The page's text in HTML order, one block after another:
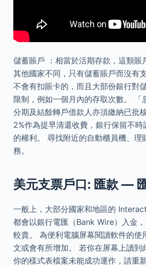
儲蓄賬戶 ：相當於活期存款，這類賬
其他國家不同，只有儲蓄賬戶而沒有
不會有扣賬卡的，而且大部份銀行對
限制，例如一個月內的存取次數。 「
分期及結餘轉戶借款人亦須繳納已批
2%作為提早清還收費，銀行保留不
的權利。 尋找附近的自動櫃員機、理
務。
美元支票戶口: 匯款 —
一般上，大部分國家和地區的
都會以銀行電匯（Bank Wire）入金
較貴。 為便利電腦屏幕閱讀軟件的使
文或會有所增加。 若你在屏幕上讀到
你的樣式表檔案未能成功運作，請重